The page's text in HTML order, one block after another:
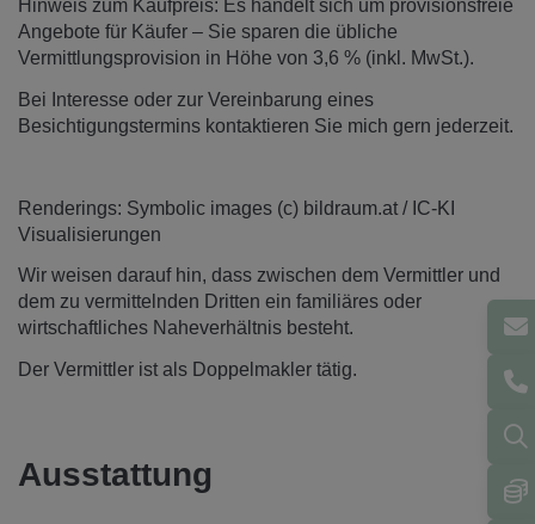
Hinweis zum Kaufpreis: Es handelt sich um provisionsfreie
Angebote für Käufer – Sie sparen die übliche
Vermittlungsprovision in Höhe von 3,6 % (inkl. MwSt.).
Bei Interesse oder zur Vereinbarung eines
Besichtigungstermins kontaktieren Sie mich gern jederzeit.
Renderings: Symbolic images (c) bildraum.at / IC-KI
Visualisierungen
Wir weisen darauf hin, dass zwischen dem Vermittler und
dem zu vermittelnden Dritten ein familiäres oder
wirtschaftliches Naheverhältnis besteht.
Der Vermittler ist als Doppelmakler tätig.
Ausstattung